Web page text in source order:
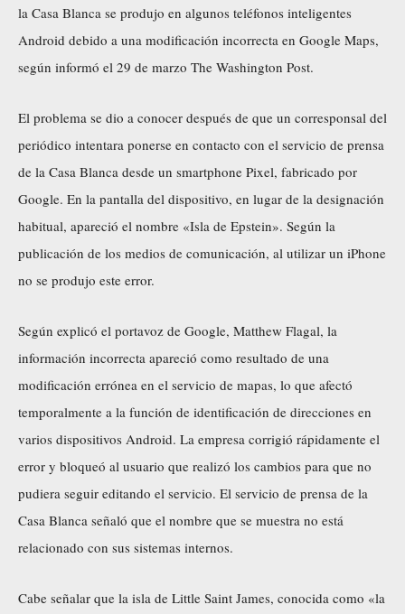
la Casa Blanca se produjo en algunos teléfonos inteligentes
Android debido a una modificación incorrecta en Google Maps,
según informó el 29 de marzo The Washington Post.
El problema se dio a conocer después de que un corresponsal del
periódico intentara ponerse en contacto con el servicio de prensa
de la Casa Blanca desde un smartphone Pixel, fabricado por
Google. En la pantalla del dispositivo, en lugar de la designación
habitual, apareció el nombre «Isla de Epstein». Según la
publicación de los medios de comunicación, al utilizar un iPhone
no se produjo este error.
Según explicó el portavoz de Google, Matthew Flagal, la
información incorrecta apareció como resultado de una
modificación errónea en el servicio de mapas, lo que afectó
temporalmente a la función de identificación de direcciones en
varios dispositivos Android. La empresa corrigió rápidamente el
error y bloqueó al usuario que realizó los cambios para que no
pudiera seguir editando el servicio. El servicio de prensa de la
Casa Blanca señaló que el nombre que se muestra no está
relacionado con sus sistemas internos.
Cabe señalar que la isla de Little Saint James, conocida como «la